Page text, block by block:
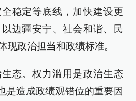
稳定等底线，加快建设更
边疆安宁、社会和谐、民
现政治担当和政绩标准。
态。权力滥用是政治生态
是造成政绩观错位的重要因